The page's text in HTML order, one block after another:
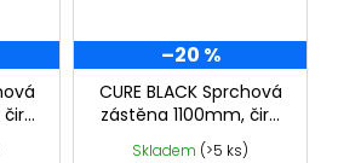
–20 %
CURE BLACK Sprchová
zástěna 1100mm, čiré
sklo, CB110
Skladem (>5 ks)